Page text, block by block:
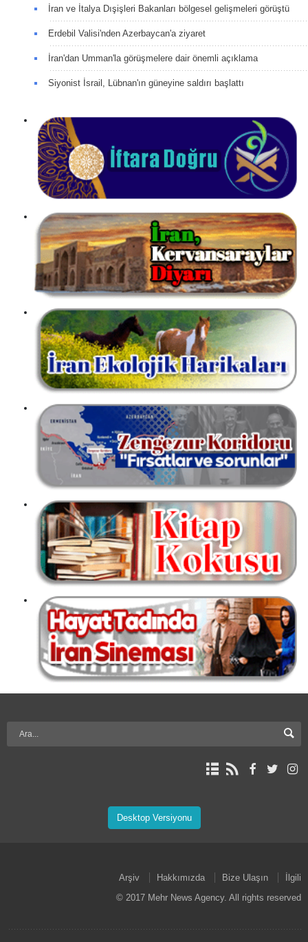
İran ve İtalya Dışişleri Bakanları bölgesel gelişmeleri görüştü
Erdebil Valisi'nden Azerbaycan'a ziyaret
İran'dan Umman'la görüşmelere dair önemli açıklama
Siyonist İsrail, Lübnan'ın güneyine saldırı başlattı
Desktop Versiyonu
Arşiv Hakkımızda Bize Ulaşın
İlgili
© 2017 Mehr News Agency. All rights reserved